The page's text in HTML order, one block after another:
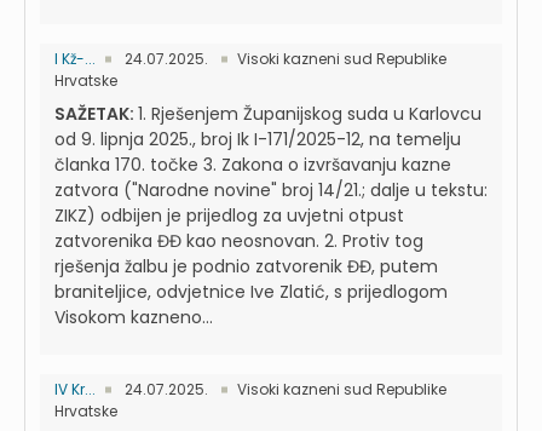
I Kž-... 24.07.2025.
Visoki kazneni sud Republike
Hrvatske
SAŽETAK: 1. Rješenjem Županijskog suda u Karlovcu
od 9. lipnja 2025., broj Ik I-171/2025-12, na temelju
članka 170. točke 3. Zakona o izvršavanju kazne
zatvora ("Narodne novine" broj 14/21.; dalje u tekstu:
ZIKZ) odbijen je prijedlog za uvjetni otpust
zatvorenika ĐĐ kao neosnovan. 2. Protiv tog
rješenja žalbu je podnio zatvorenik ĐĐ, putem
braniteljice, odvjetnice Ive Zlatić, s prijedlogom
Visokom kazneno...
IV Kr... 24.07.2025.
Visoki kazneni sud Republike
Hrvatske